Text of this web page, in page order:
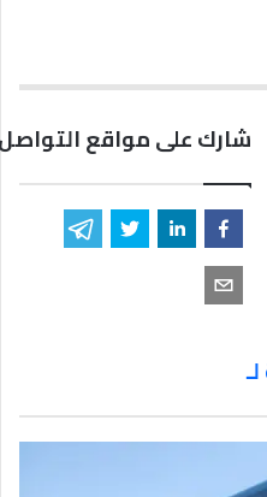
شارك على مواقع